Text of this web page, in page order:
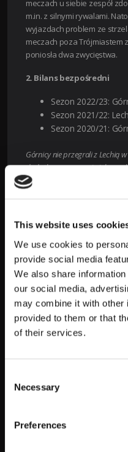
This website uses
We use cookies to
provide social media
We also share
our social media,
may combine it with other
provided to them or that
of their services.
Selection
Necessary
Preferences
meczach u siebie zespół
m.in. z silnymi rywalami.
wyjazdach problem ze
meczach poza Trójmiastem
poniosła dwa zwycięstwa.
2. Bilans bezpośredni
Sezon 2022/23:
Sezon 2021/22:
Sezon 2020/21:
Górnicy nie przegrali z Lechią
dodatkowo wzmacnia ich
3. Kluczowe atuty Górnika
na własnym boisku
Skuteczny
i błyskawiczne
Forma czołowych
Górnika w
Ekstraklasy.
Taktyczna
ustawienie i potrafi
2.
Brak
czysty paszport od
Potencjalna słaba
długo czekają na